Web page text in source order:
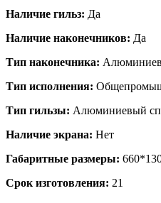
Наличие гильз: Да
Наличие наконечников: Да
Тип наконечника:
Тип исполнения:
Тип гильзы: Алюминиевый
Наличие экрана: Нет
Габаритные размеры:
Срок изготовления: 21